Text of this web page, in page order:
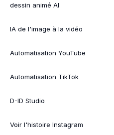
dessin animé AI
IA de l'image à la vidéo
Automatisation YouTube
Automatisation TikTok
D-ID Studio
Voir l'histoire Instagram